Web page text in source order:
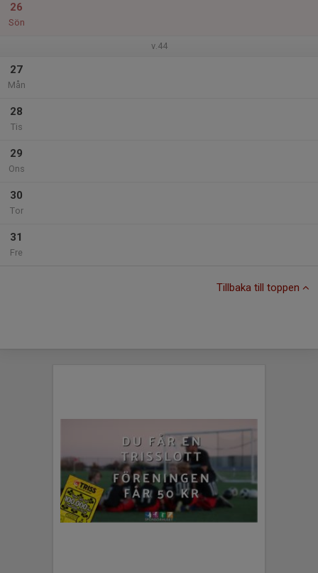
26
Sön
v.44
27
Mån
28
Tis
29
Ons
30
Tor
31
Fre
Tillbaka till toppen